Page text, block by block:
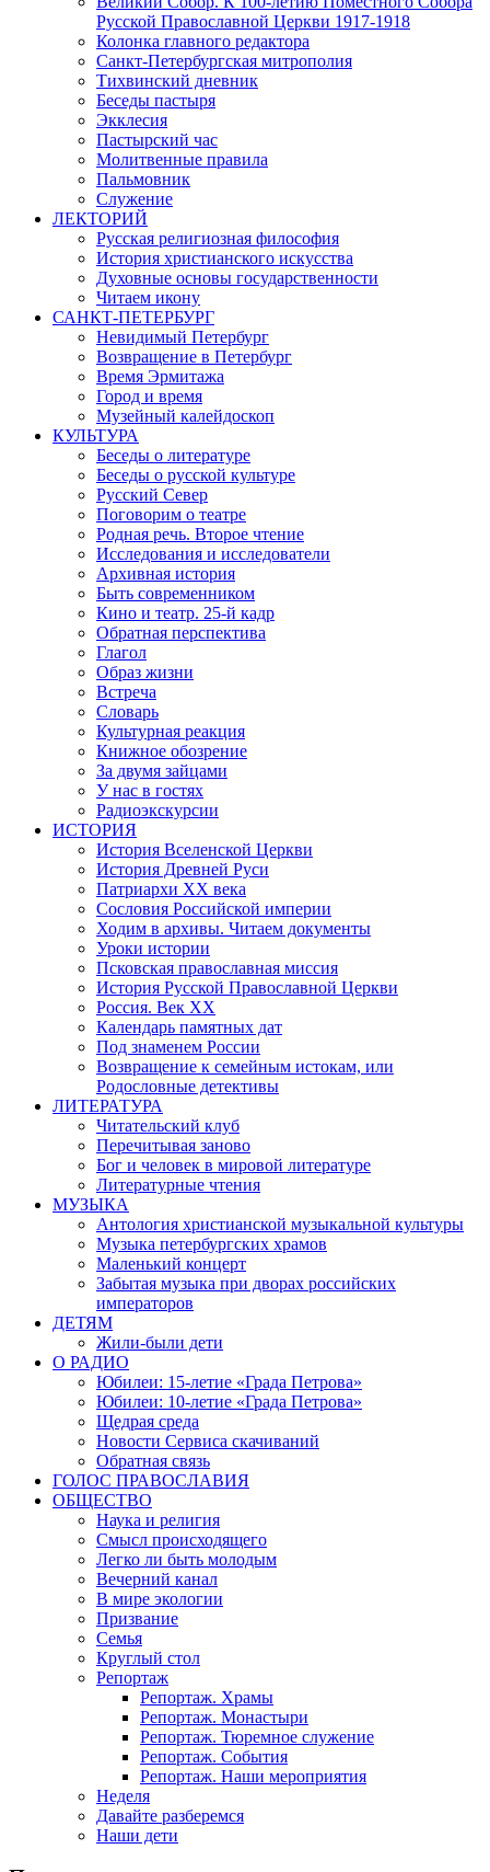
Русской Православной Церкви 1917-1918
Колонка главного редактора
Санкт-Петербургская митрополия
Тихвинский дневник
Беседы пастыря
Экклесия
Пастырский час
Молитвенные правила
Пальмовник
Служение
ЛЕКТОРИЙ
Русская религиозная философия
История христианского искусства
Духовные основы государственности
Читаем икону
САНКТ-ПЕТЕРБУРГ
Невидимый Петербург
Возвращение в Петербург
Время Эрмитажа
Город и время
Музейный калейдоскоп
КУЛЬТУРА
Беседы о литературе
Беседы о русской культуре
Русский Север
Поговорим о театре
Родная речь. Второе чтение
Исследования и исследователи
Архивная история
Быть современником
Кино и театр. 25-й кадр
Обратная перспектива
Глагол
Образ жизни
Встреча
Словарь
Культурная реакция
Книжное обозрение
За двумя зайцами
У нас в гостях
Радиоэкскурсии
ИСТОРИЯ
История Вселенской Церкви
История Древней Руси
Патриархи XX века
Сословия Российской империи
Ходим в архивы. Читаем документы
Уроки истории
Псковская православная миссия
История Русской Православной Церкви
Россия. Век ХХ
Календарь памятных дат
Под знаменем России
Возвращение к семейным истокам, или
Родословные детективы
ЛИТЕРАТУРА
Читательский клуб
Перечитывая заново
Бог и человек в мировой литературе
Литературные чтения
МУЗЫКА
Антология христианской музыкальной культуры
Музыка петербургских храмов
Маленький концерт
Забытая музыка при дворах российских
императоров
ДЕТЯМ
Жили-были дети
О РАДИО
Юбилеи: 15-летие «Града Петрова»
Юбилеи: 10-летие «Града Петрова»
Щедрая среда
Новости Сервиса скачиваний
Обратная связь
ГОЛОС ПРАВОСЛАВИЯ
ОБЩЕСТВО
Наука и религия
Смысл происходящего
Легко ли быть молодым
Вечерний канал
В мире экологии
Призвание
Семья
Круглый стол
Репортаж
Репортаж. Храмы
Репортаж. Монастыри
Репортаж. Тюремное служение
Репортаж. События
Репортаж. Наши мероприятия
Неделя
Давайте разберемся
Наши дети